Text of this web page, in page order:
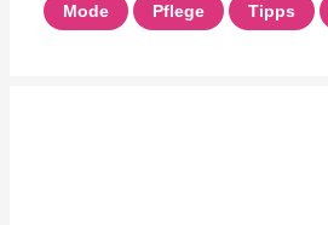
Mode Pflege Tipps